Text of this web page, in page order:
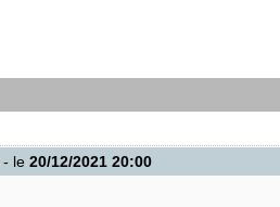
- le 20/12/2021 20:00